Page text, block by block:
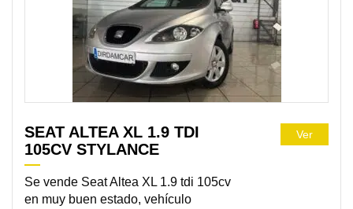
SEAT ALTEA XL 1.9 TDI
105CV STYLANCE
Se vende Seat Altea XL 1.9 tdi 105cv
en muy buen estado, vehículo
Ver